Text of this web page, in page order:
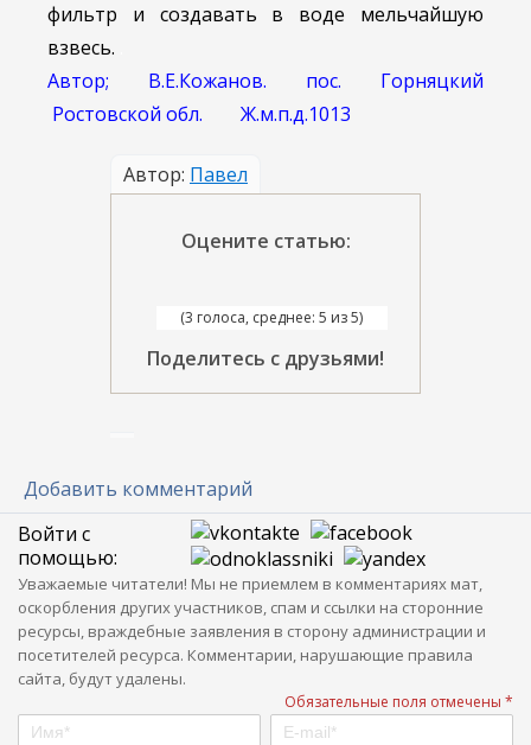
фильтр и создавать в воде мельчайшую
взвесь.
Автор; В.Е.Кожанов. пос. Горняцкий
Ростовской обл. Ж.м.п.д.1013
Автор: Павел
Оцените статью:
(3 голоса, среднее: 5 из 5)
Поделитесь с друзьями!
Добавить комментарий
Войти с
помощью:
Уважаемые читатели! Мы не приемлем в комментариях мат,
оскорбления других участников, спам и ссылки на сторонние
ресурсы, враждебные заявления в сторону администрации и
посетителей ресурса. Комментарии, нарушающие правила
сайта, будут удалены.
Обязательные поля отмечены *